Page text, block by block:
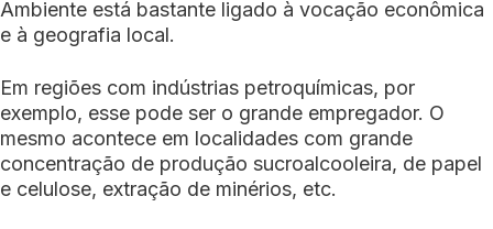
Ambiente está bastante ligado à vocação econômica
e à geografia local.
Em regiões com indústrias petroquímicas, por
exemplo, esse pode ser o grande empregador. O
mesmo acontece em localidades com grande
concentração de produção sucroalcooleira, de papel
e celulose, extração de minérios, etc.